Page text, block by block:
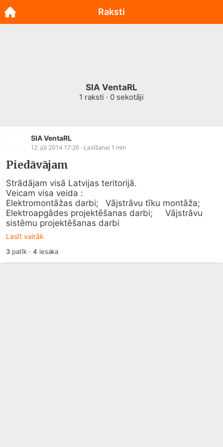
SIA VentaRL
1 raksti · 0 sekotāji
SIA VentaRL
12. jūl 2014 17:26 · Lasīšanai 1 min
Piedāvājam
Strādājam visā Latvijas teritorijā.
Veicam visa veida :
Elektromontāžas darbi; 	Vājstrāvu tīku montāža;
Elektroapgādes projektēšanas darbi; 	Vājstrāvu
sistēmu projektēšanas darbi
Lasīt vairāk
3patīk ·4 iesaka
Raksti